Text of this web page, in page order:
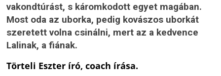
vakondtúrást, s káromkodott egyet magában.
Most oda az uborka, pedig kovászos uborkát
szeretett volna csinálni, mert az a kedvence
Lalinak, a fiának.
Törteli Eszter író, coach írása.